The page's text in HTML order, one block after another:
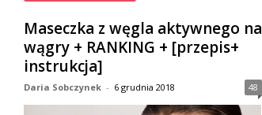
Maseczka z węgla aktywnego na
wągry + RANKING + [przepis+
instrukcja]
Daria Sobczynek - 6 grudnia 2018 48